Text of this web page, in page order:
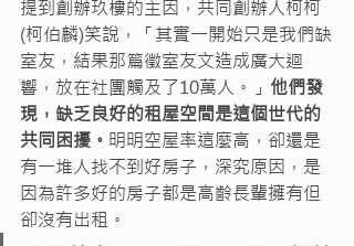
提到創辦玖樓的主因，共同創辦人柯柯
(柯伯麟)笑說，「其實一開始只是我們缺
室友，結果那篇徵室友文造成廣大迴
響，放在社團觸及了10萬人。」 他們發
現，缺乏良好的租屋空間是這個世代的
共同困擾。 明明空屋率這麼高，卻還是
有一堆人找不到好房子，深究原因，是
因為許多好的房子都是高齡長輩擁有但
卻沒有出租。